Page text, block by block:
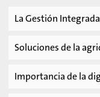
La Gestión
Soluciones de la
Importancia de la